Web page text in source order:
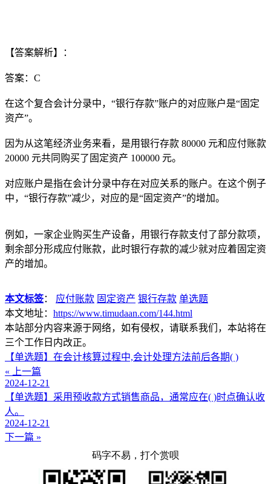
【答案解析】：
答案：C
在这个复合会计分录中，“银行存款”账户的对应账户是“固定
资产”。
因为从这笔经济业务来看，是用银行存款 80000 元和应付账款
20000 元共同购买了固定资产 100000 元。
对应账户是指在会计分录中存在对应关系的账户。在这个例子
中，“银行存款”减少，对应的是“固定资产”的增加。
例如，一家企业购买生产设备，用银行存款支付了部分款项，
剩余部分形成应付账款，此时银行存款的减少就对应着固定资
产的增加。
本文标签： 应付账款 固定资产 银行存款 单选题
本文地址： https://www.timudaan.com/144.html
本站部分内容来源于网络，如有侵权，请联系我们，本站将在
三个工作日内改正。
【单选题】在会计核算过程中,会计处理方法前后各期( )
« 上一篇
2024-12-21
【单选题】采用预收款方式销售商品，通常应在( )时点确认收
人。
2024-12-21
下一篇 »